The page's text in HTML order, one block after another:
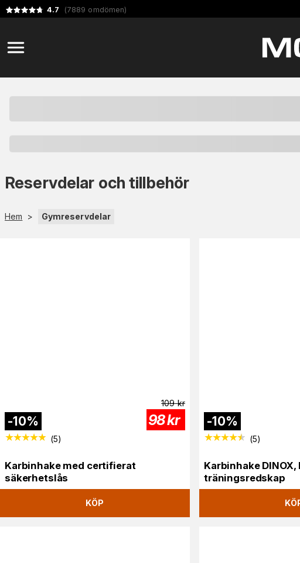
4.7 (7889 omdömen)
Reservdelar och tillbehör
Hem > Gymreservdelar
-10%
109 kr
98kr
(5)
Karbinhake med certifierat
säkerhetslås
KÖP
-10%
(5)
Karbinhake DINOX,
träningsredskap